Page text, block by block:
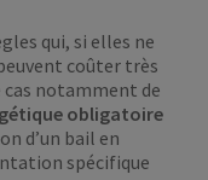
qui, si elles ne
coûter très
cas notamment de
obligatoire
d’un bail en
spécifique